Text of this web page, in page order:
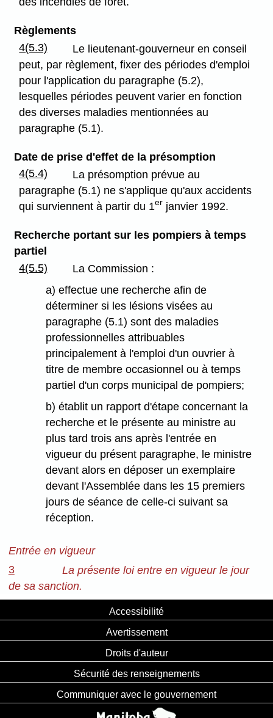
Règlements
4(5.3)
Le lieutenant-gouverneur en conseil
peut, par règlement, fixer des périodes d'emploi
pour l'application du paragraphe (5.2),
lesquelles périodes peuvent varier en fonction
des diverses maladies mentionnées au
paragraphe (5.1).
Date de prise d'effet de la présomption
4(5.4)
La présomption prévue au
paragraphe (5.1) ne s'applique qu'aux accidents
qui surviennent à partir du 1er janvier 1992.
Recherche portant sur les pompiers à temps
partiel
4(5.5)
La Commission :
a) effectue une recherche afin de
déterminer si les lésions visées au
paragraphe (5.1) sont des maladies
professionnelles attribuables
principalement à l'emploi d'un ouvrier à
titre de membre occasionnel ou à temps
partiel d'un corps municipal de pompiers;
b) établit un rapport d'étape concernant la
recherche et le présente au ministre au
plus tard trois ans après l'entrée en
vigueur du présent paragraphe, le ministre
devant alors en déposer un exemplaire
devant l'Assemblée dans les 15 premiers
jours de séance de celle-ci suivant sa
réception.
Entrée en vigueur
3
La présente loi entre en vigueur le jour
de sa sanction.
Accessibilité
Avertissement
Droits d'auteur
Sécurité des renseignements
Communiquer avec le gouvernement